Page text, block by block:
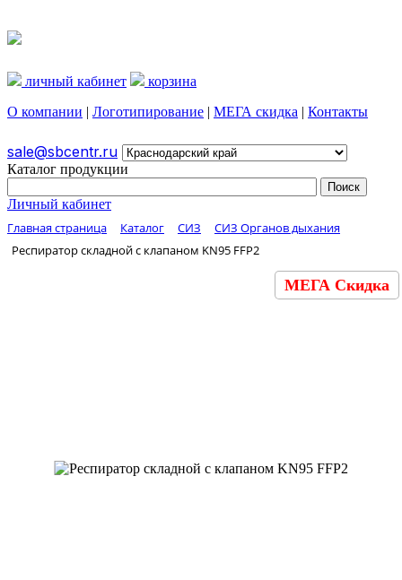
личный кабинет
корзина
О компании | Логотипирование | МЕГА скидка | Контакты
sale@sbcentr.ru
Каталог продукции
Личный кабинет
Главная страница Каталог СИЗ
СИЗ Органов дыхания
Респиратор складной с клапаном KN95 FFP2
МЕГА Скидка